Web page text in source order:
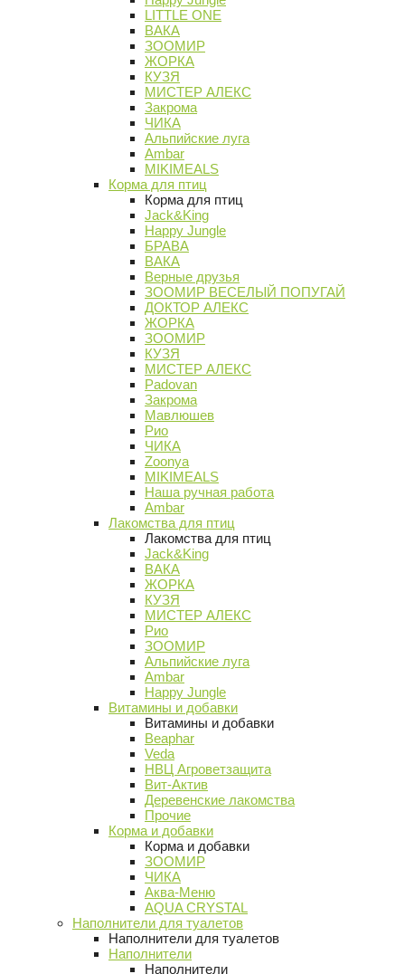
LITTLE ONE
ВАКА
ЗООМИР
ЖОРКА
КУЗЯ
МИСТЕР АЛЕКС
Закрома
ЧИКА
Альпийские луга
Ambar
MIKIMEALS
Корма для птиц
Корма для птиц
Jack&King
Happy Jungle
БРАВА
ВАКА
Верные друзья
ЗООМИР ВЕСЕЛЫЙ ПОПУГАЙ
ДОКТОР АЛЕКС
ЖОРКА
ЗООМИР
КУЗЯ
МИСТЕР АЛЕКС
Padovan
Закрома
Мавлюшев
Рио
ЧИКА
Zoonya
MIKIMEALS
Наша ручная работа
Ambar
Лакомства для птиц
Лакомства для птиц
Jack&King
ВАКА
ЖОРКА
КУЗЯ
МИСТЕР АЛЕКС
Рио
ЗООМИР
Альпийские луга
Ambar
Happy Jungle
Витамины и добавки
Витамины и добавки
Beaphar
Veda
НВЦ Агроветзащита
Вит-Актив
Деревенские лакомства
Прочие
Корма и добавки
Корма и добавки
ЗООМИР
ЧИКА
Аква-Меню
AQUA CRYSTAL
Наполнители для туалетов
Наполнители для туалетов
Наполнители
Наполнители